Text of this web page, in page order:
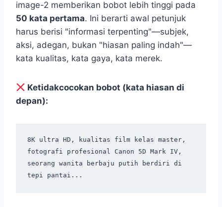
image-2 memberikan bobot lebih tinggi pada
50 kata pertama. Ini berarti awal petunjuk
harus berisi "informasi terpenting"—subjek,
aksi, adegan, bukan "hiasan paling indah"—
kata kualitas, kata gaya, kata merek.
Ketidakcocokan bobot (kata hiasan di
depan):
8K ultra HD, kualitas film kelas master,
fotografi profesional Canon 5D Mark IV,
seorang wanita berbaju putih berdiri di